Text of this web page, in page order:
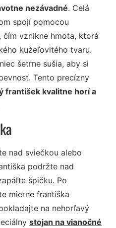
nezávadné. Celá
spojí pomocou
vznikne hmota, ktorá
kužeľovitého tvaru.
šetrne sušia, aby si
Tento precízny
františek kvalitne horí a
nad sviečkou alebo
podržte nad
špičku. Po
mierne františka
na nehorľavý
stojan na vianočné